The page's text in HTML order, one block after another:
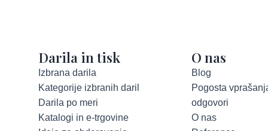
Darila in tisk
Izbrana darila
Kategorije izbranih daril
Darila po meri
Katalogi in e-trgovine
O nas
Blog
Pogosta
odgovori
O nas